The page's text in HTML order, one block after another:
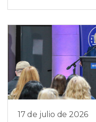
17 de julio de 2026